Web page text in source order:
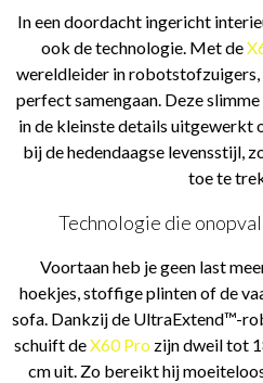
In een doordacht ingericht
ook de technologie. Met de
wereldleider in
perfect samengaan. Deze
in de kleinste details uitgewerkt
bij de hedendaagse levensstijl,
toe te
Technologie die
Voortaan heb je geen last
hoekjes, stoffige plinten of de
sofa. Dankzij de UltraExtend™-
schuift deX60 Pro zijn dweil tot
cm uit. Zo bereikt hij